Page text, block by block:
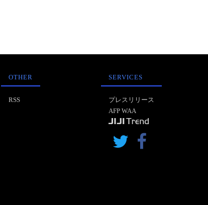
OTHER
RSS
SERVICES
プレスリリース
AFP WAA